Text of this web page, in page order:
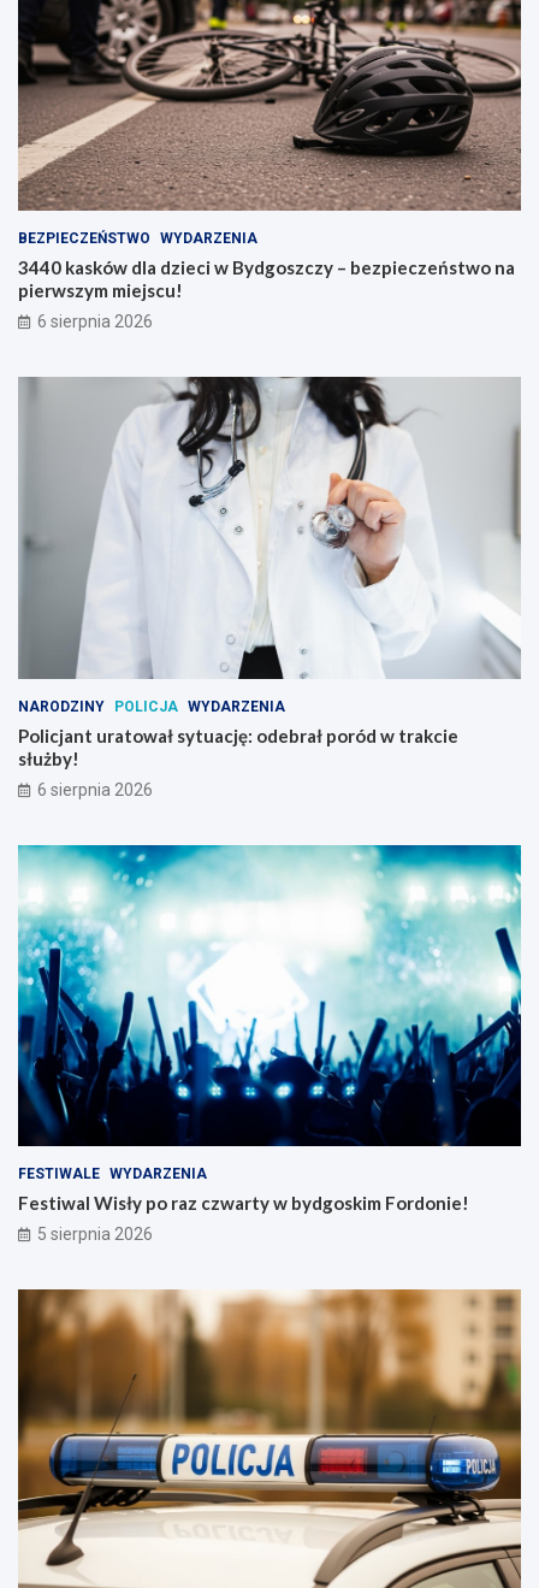
BEZPIECZEŃSTWO WYDARZENIA
3440 kasków dla dzieci w Bydgoszczy – bezpieczeństwo na
pierwszym miejscu!
6 sierpnia 2026
NARODZINY POLICJA WYDARZENIA
Policjant uratował sytuację: odebrał poród w trakcie
służby!
6 sierpnia 2026
FESTIWALE WYDARZENIA
Festiwal Wisły po raz czwarty w bydgoskim Fordonie!
5 sierpnia 2026